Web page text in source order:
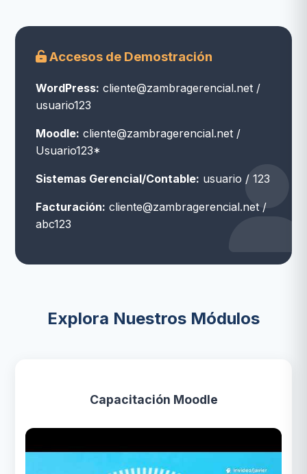
Accesos de Demostración
WordPress: cliente@zambragerencial.net /
usuario123
Moodle: cliente@zambragerencial.net /
Usuario123*
Sistemas Gerencial/Contable: usuario / 123
Facturación: cliente@zambragerencial.net /
abc123
Explora Nuestros Módulos
Capacitación Moodle